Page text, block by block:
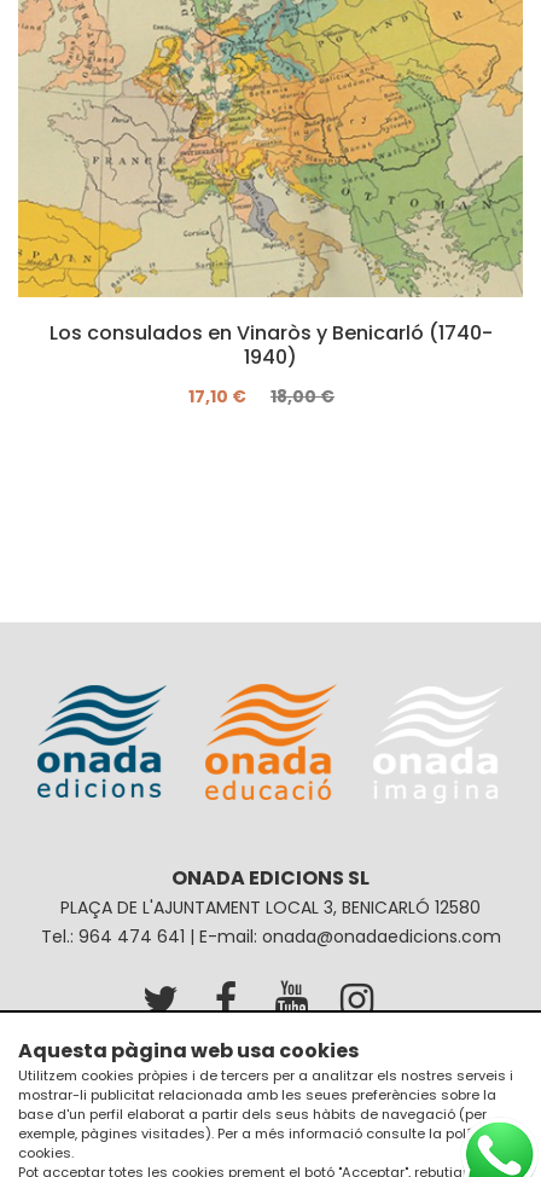
Los consulados en Vinaròs y Benicarló (1740-
1940)
17,10 € 18,00 €
ONADA EDICIONS SL
PLAÇA DE L'AJUNTAMENT LOCAL 3, BENICARLÓ 12580
Tel.: 964 474 641 | E-mail: onada@onadaedicions.com
Avís legal
Política de privacitat
Política de galetes
Condicions de compra
Aquesta pàgina web usa cookies
Utilitzem cookies pròpies i de tercers per a analitzar els nostres serveis i
mostrar-li publicitat relacionada amb les seues preferències sobre la
base d'un perfil elaborat a partir dels seus hàbits de navegació (per
exemple, pàgines visitades). Per a més informació consulte la política de
cookies.
Pot acceptar totes les cookies prement el botó "Acceptar", rebutjar el seu